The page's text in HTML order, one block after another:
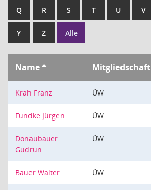
Q R S T U V
Y Z Alle
Name Mitgliedschaft
Krah Franz ÜW
Fundke Jürgen ÜW
Donaubauer
Gudrun
ÜW
Bauer Walter ÜW